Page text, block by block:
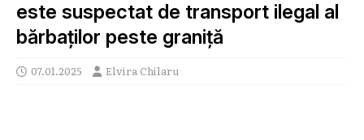
este suspectat de transport ilegal al
bărbaților peste graniță
07.01.2025 Elvira Chilaru